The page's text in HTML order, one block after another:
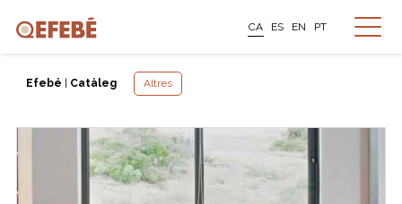
CA ES EN PT
Efebé Catàleg Altres